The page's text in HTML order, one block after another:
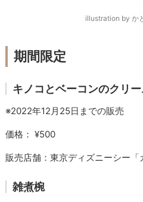
illustration by か
期間限定
キノコとベーコンのクリ
※2022年12月25日までの販売
価格： ¥500
販売店舗：東京ディズニーシー「
雑煮椀